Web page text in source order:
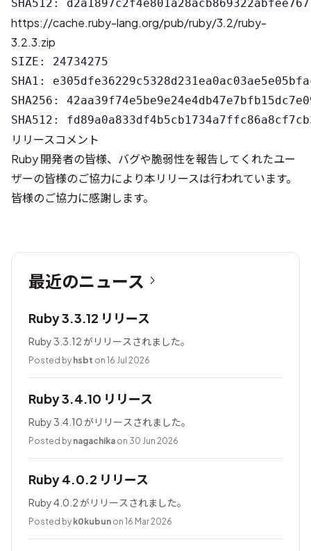
https://cache.ruby-lang.org/pub/ruby/3.2/ruby-
3.2.3.zip
SIZE: 24734275
SHA1:
SHA256:
リリースコメント
Ruby 開発者の皆様、バグや脆弱性を報告してくれたユー
ザーの皆様のご協力により本リリースは行われています。
皆様のご協力に感謝します。
最近のニュース
Ruby 3.3.12 リリース
Ruby 3.3.12 がリリースされました。
Posted by hsbt on 16 Jul 2026
Ruby 3.4.10 リリース
Ruby 3.4.10 がリリースされました。
Posted by nagachika on 30 Jun 2026
Ruby 4.0.2 リリース
Ruby 4.0.2 がリリースされました。
Posted by k0kubun on 16 Mar 2026